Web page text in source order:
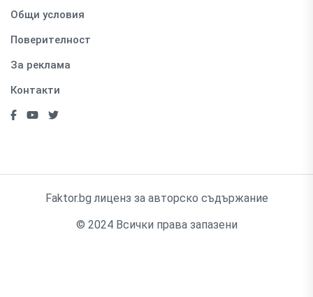
Общи условия
Поверителност
За реклама
Контакти
Faktor.bg лиценз за авторско съдържание
© 2024 Всички права запазени